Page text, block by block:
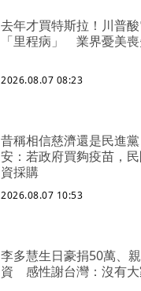
去年才買特斯拉！川普
「里程病」 業界憂美
2026.08.07 08:23
昔稱相信慈濟還是民進
安：若政府買夠疫苗，
資採購
2026.08.07 10:53
李多慧生日豪捐50萬、
資 感性謝台灣：沒有